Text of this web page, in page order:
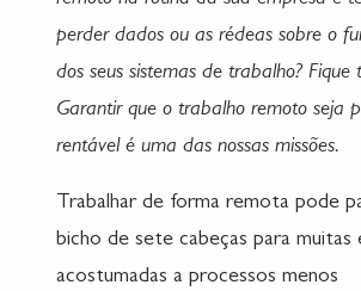
perder dados ou as rédeas sobre o
dos seus sistemas de trabalho? Fique
Garantir que o trabalho remoto seja
rentável é uma das nossas missões.
Trabalhar de forma remota pode
bicho de sete cabeças para muitas
acostumadas a processos menos